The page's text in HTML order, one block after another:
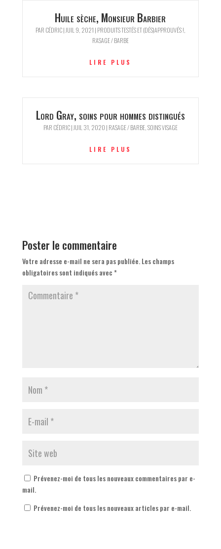
Huile sèche, Monsieur Barbier
PAR CÉDRIC| JUIL 9, 2021 | PRODUITS TESTÉS ET (DÉS)APPROUVÉS !,
RASAGE / BARBE
LIRE PLUS
Lord Gray, soins pour hommes distingués
PAR CÉDRIC| JUIL 31, 2020 | RASAGE / BARBE,SOINS VISAGE
LIRE PLUS
Poster le commentaire
Votre adresse e-mail ne sera pas publiée. Les champs
obligatoires sont indiqués avec*
Prévenez-moi de tous les nouveaux commentaires par e-
mail.
Prévenez-moi de tous les nouveaux articles par e-mail.